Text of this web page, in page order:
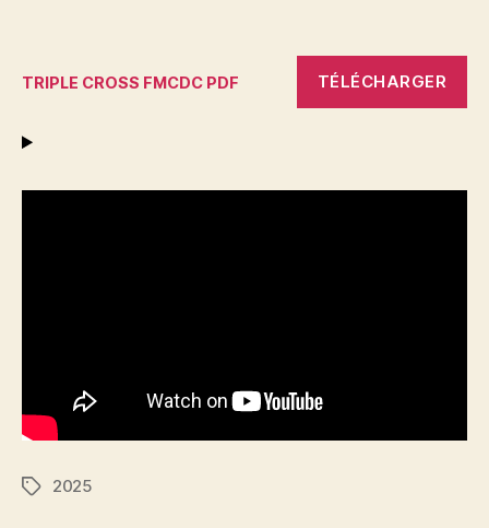
TRIPLE CROSS FMCDC PDF TÉLÉCHARGER
Étiquettes
2025